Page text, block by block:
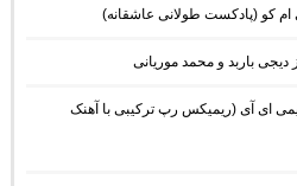
ای آی (ریمیکس رپ ترکیبی با آهنک